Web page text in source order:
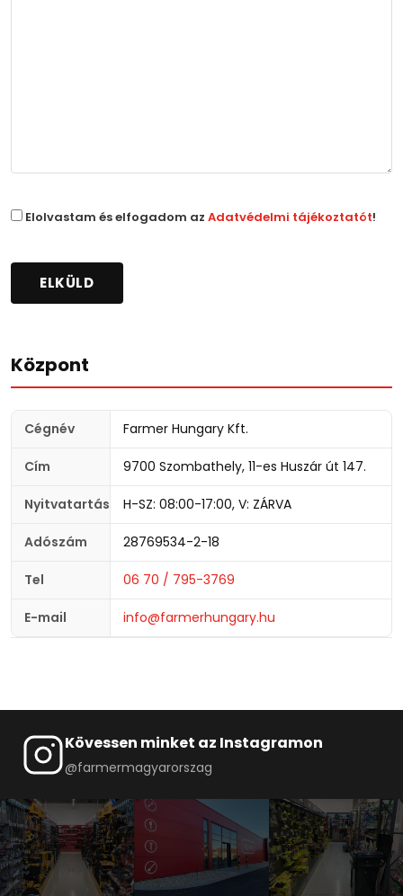
Elolvastam és elfogadom az Adatvédelmi tájékoztatót!
Központ
Cégnév Farmer Hungary Kft.
Cím 9700 Szombathely, 11-es Huszár út 147.
Nyitvatartás H-SZ: 08:00-17:00, V: ZÁRVA
Adószám 28769534-2-18
Tel 06 70 / 795-3769
E-mail info@farmerhungary.hu
Kövessen minket az Instagramon
@farmermagyarorszag